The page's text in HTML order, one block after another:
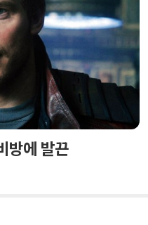
방에 발끈